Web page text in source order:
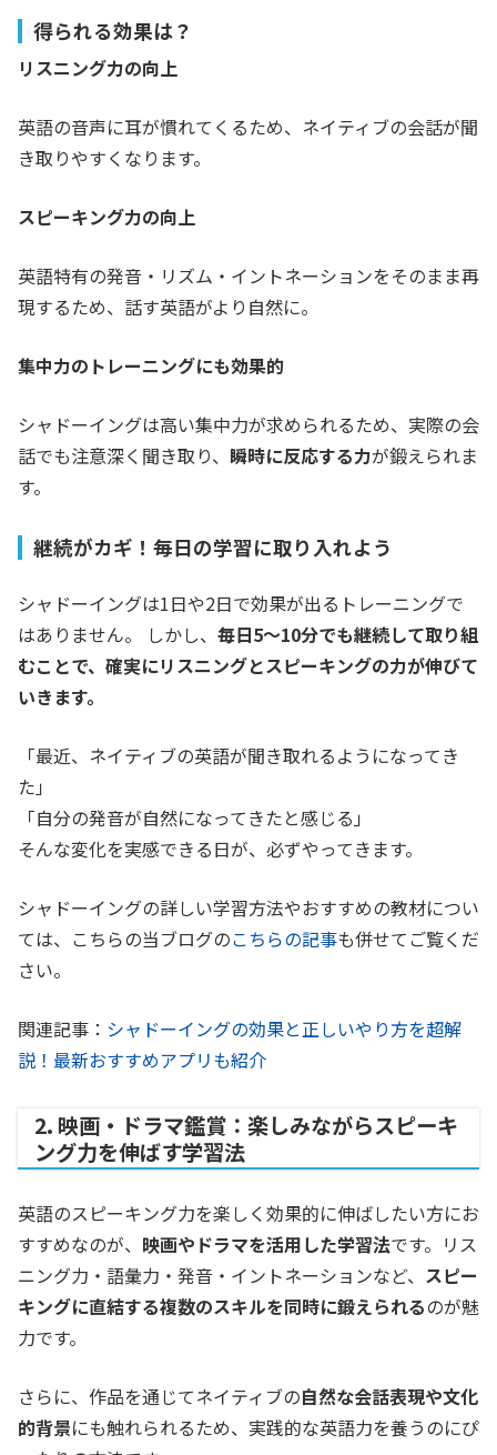
得られる効果は？
リスニング力の向上
英語の音声に耳が慣れてくるため、ネイティブの会話が聞
き取りやすくなります。
スピーキング力の向上
英語特有の発音・リズム・イントネーションをそのまま再
現するため、話す英語がより自然に。
集中力のトレーニングにも効果的
シャドーイングは高い集中力が求められるため、実際の会
話でも注意深く聞き取り、 瞬時に反応する力が鍛えられま
す。
継続がカギ！毎日の学習に取り入れよう
シャドーイングは1日や2日で効果が出るトレーニングで
はありません。 しかし、 毎日5～10分でも継続して取り組
むことで、確実にリスニングとスピーキングの力が伸びて
いきます。
「最近、ネイティブの英語が聞き取れるようになってき
た」
「自分の発音が自然になってきたと感じる」
そんな変化を実感できる日が、必ずやってきます。
シャドーイングの詳しい学習方法やおすすめの教材につい
ては、こちらの当ブログのこちらの記事も併せてご覧くだ
さい。
関連記事： シャドーイングの効果と正しいやり方を超解
説！最新おすすめアプリも紹介
2. 映画・ドラマ鑑賞：楽しみながらスピーキ
ング力を伸ばす学習法
英語のスピーキング力を楽しく効果的に伸ばしたい方にお
すすめなのが、 映画やドラマを活用した学習法です。リス
ニング力・語彙力・発音・イントネーションなど、 スピー
キングに直結する複数のスキルを同時に鍛えられるのが魅
力です。
さらに、作品を通じてネイティブの自然な会話表現や文化
的背景にも触れられるため、実践的な英語力を養うのにぴ